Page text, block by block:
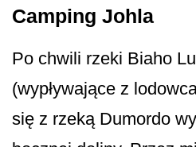
Camping Johla
Po chwili rzeki Biaho
(wypływające z
się z rzeką Dumordo